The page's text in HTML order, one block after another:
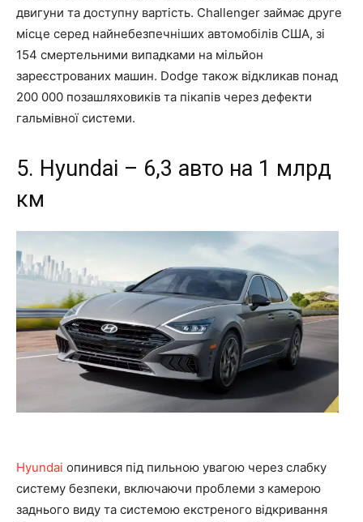
двигуни та доступну вартість. Challenger займає друге
місце серед найнебезпечніших автомобілів США, зі
154 смертельними випадками на мільйон
зареєстрованих машин. Dodge також відкликав понад
200 000 позашляховиків та пікапів через дефекти
гальмівної системи.
5. Hyundai – 6,3 авто на 1 млрд
км
Hyundai опинився під пильною увагою через слабку
систему безпеки, включаючи проблеми з камерою
заднього виду та системою екстреного відкривання